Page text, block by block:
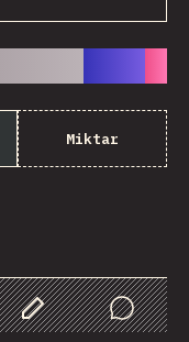
Miktar
Customize Data
Comments